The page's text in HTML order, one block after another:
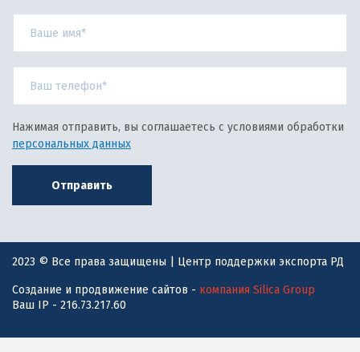
Нажимая отправить, вы соглашаетесь с условиями обработки
персональных данных
Отправить
2023 © Все права защищены | Центр поддержки экспорта РД
Создание и продвижение сайтов - компания Silica Group
Ваш IP - 216.73.217.60